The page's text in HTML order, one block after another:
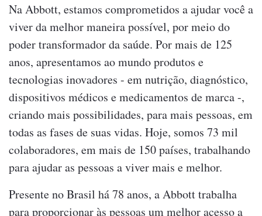
Na Abbott, estamos comprometidos a ajudar você a
viver da melhor maneira possível, por meio do
poder transformador da saúde. Por mais de 125
anos, apresentamos ao mundo produtos e
tecnologias inovadores - em nutrição, diagnóstico,
dispositivos médicos e medicamentos de marca -,
criando mais possibilidades, para mais pessoas, em
todas as fases de suas vidas. Hoje, somos 73 mil
colaboradores, em mais de 150 países, trabalhando
para ajudar as pessoas a viver mais e melhor.
Presente no Brasil há 78 anos, a Abbott trabalha
para proporcionar às pessoas um melhor acesso a